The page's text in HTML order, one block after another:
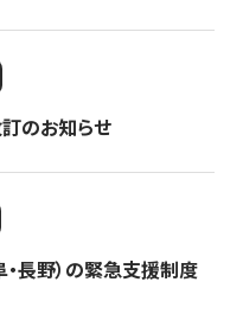
訂のお知らせ
長野）の緊急支援制度